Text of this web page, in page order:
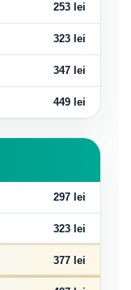
253 lei
323 lei
347 lei
449 lei
297 lei
323 lei
377 lei